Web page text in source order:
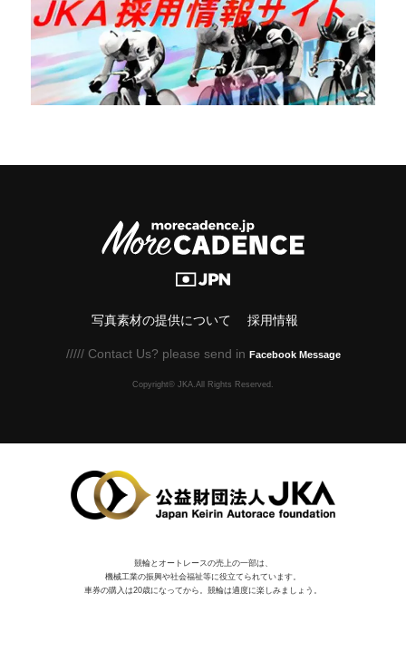
写真素材の提供について 採用情報
///// Contact Us? please send in Facebook Message
Copyright© JKA.All Rights Reserved.
競輪とオートレースの売上の一部は、
機械⼯業の振興や社会福祉等に役⽴てられています。
車券の購入は20歳になってから。競輪は適度に楽しみましょう。